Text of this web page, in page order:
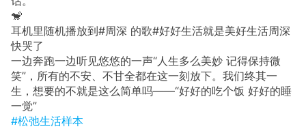
🐒
耳机里随机播放到#周深 的歌#好好生活就是美好生活周深
快哭了
一边奔跑一边听见悠悠的一声“人生多么美妙 记得保持微
笑”，所有的不安、不甘全都在这一刻放下。我们终其一
生，想要的不就是这么简单吗——“好好的吃个饭 好好的睡
一觉”
#松弛生活样本